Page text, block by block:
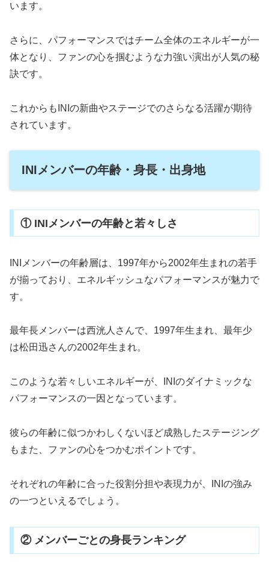
います。
さらに、パフォーマンスではチーム全体のエネルギーが一
体となり、ファンの心を掴むような力強い演出が人気の秘
訣です。
これからもINIの新曲やステージでのさらなる活躍が期待
されています。
INIメンバーの年齢・身長・出身地
① INIメンバーの年齢と若々しさ
INIメンバーの年齢層は、1997年から2002年生まれの若手
が揃っており、エネルギッシュなパフォーマンスが魅力で
す。
最年長メンバーは西洸人さんで、1997年生まれ、最年少
は松田迅さんの2002年生まれ。
このような若々しいエネルギーが、INIのダイナミックな
パフォーマンスの一因となっています。
彼らの年齢に似つかわしくないほど成熟したステージング
もまた、ファンの心をつかむポイントです。
それぞれの年齢に合った役割分担や表現力が、INIの強み
の一つといえるでしょう。
② メンバーごとの身長ランキング